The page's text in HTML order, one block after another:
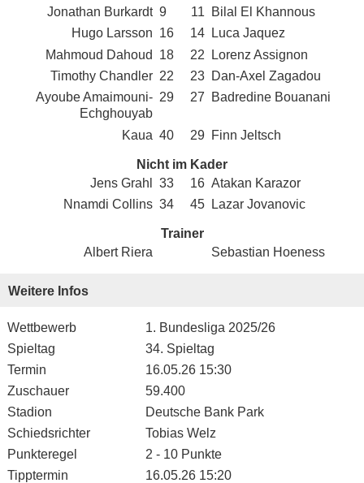
Jonathan Burkardt 9 11
Bilal El Khannous
Hugo Larsson 16 14
Luca Jaquez
Mahmoud Dahoud
18 22
Lorenz Assignon
Timothy Chandler 22 23 Dan-Axel Zagadou
Ayoube Amaimouni-
Echghouyab
29 27 Badredine Bouanani
Kaua 40 29 Finn Jeltsch
Nicht im Kader
Jens Grahl
33 16 Atakan Karazor
Nnamdi Collins 34 45 Lazar Jovanovic
Trainer
Albert Riera
Sebastian Hoeness
Weitere Infos
Wettbewerb
1. Bundesliga 2025/26
Spieltag
34. Spieltag
Termin
16.05.26 15:30
Zuschauer
59.400
Stadion
Deutsche Bank Park
Schiedsrichter
Tobias Welz
Punkteregel
2 - 10 Punkte
Tipptermin
16.05.26 15:20